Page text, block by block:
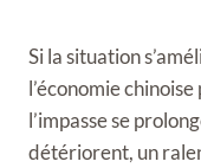
Si la situation
l’économie
l’impasse se
détériorent, un